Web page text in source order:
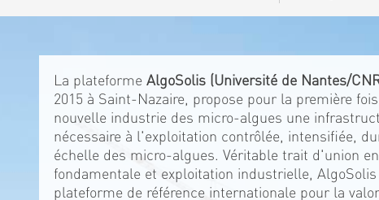
La plateforme AlgoSolis (Université de Nantes/
2015 à Saint-Nazaire, propose pour la première
nouvelle industrie des micro-algues une
nécessaire à l'exploitation contrôlée, intensifiée,
échelle des micro-algues. Véritable trait d'union
fondamentale et exploitation industrielle,
plateforme de référence internationale pour la